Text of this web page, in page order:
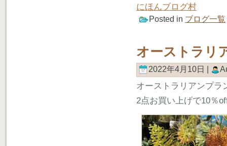
にほんブログ村
Posted in ブログ一覧
オーストラリ
2022年4月10日 |
オーストラリアンプラ
2点お買い上げで10％